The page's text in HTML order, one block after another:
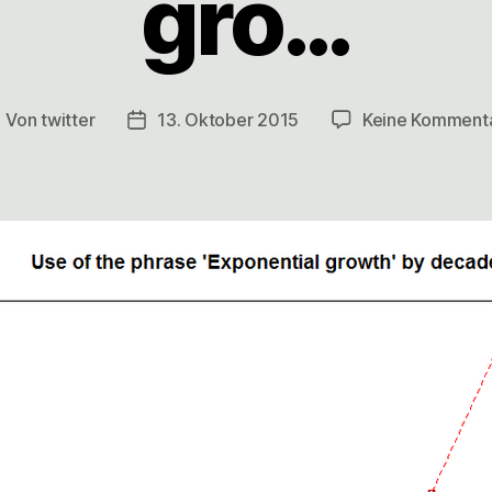
Vontwitter Veröffentlichungsdatum
13. Oktober 2015 Keine